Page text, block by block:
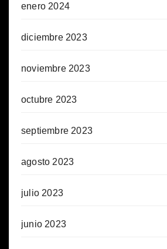
enero 2024
diciembre 2023
noviembre 2023
octubre 2023
septiembre 2023
agosto 2023
julio 2023
junio 2023